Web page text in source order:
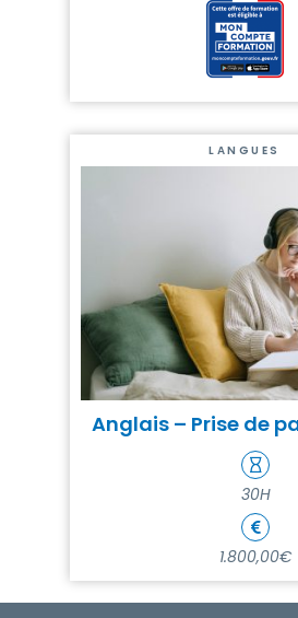
LANGUES
Anglais – Prise de
30H
1.800,00€